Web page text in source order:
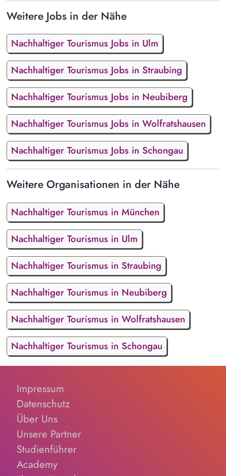
Weitere Jobs in der Nähe
Nachhaltiger Tourismus Jobs in Ulm
Nachhaltiger Tourismus Jobs in Straubing
Nachhaltiger Tourismus Jobs in Neubiberg
Nachhaltiger Tourismus Jobs in Wolfratshausen
Nachhaltiger Tourismus Jobs in Schongau
Weitere Organisationen in der Nähe
Nachhaltiger Tourismus in München
Nachhaltiger Tourismus in Ulm
Nachhaltiger Tourismus in Straubing
Nachhaltiger Tourismus in Neubiberg
Nachhaltiger Tourismus in Wolfratshausen
Nachhaltiger Tourismus in Schongau
Impressum
Datenschutz
Über Uns
Unsere Partner
Studienführer
Academy